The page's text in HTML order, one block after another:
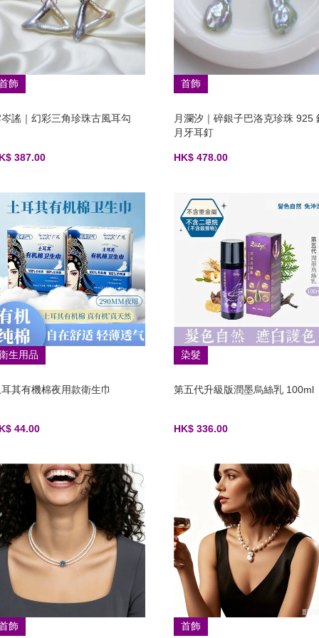
飾
謠｜幻彩三角珍珠古風耳勾
387.00
首飾
月瀾汐｜碎銀子巴洛克珍珠 925
月牙耳釘
HK$ 478.00
生用品
其有機棉夜用款衛生巾
44.00
染髮
第五代升級版潤墨烏絲乳 100ml
HK$ 336.00
飾 首飾